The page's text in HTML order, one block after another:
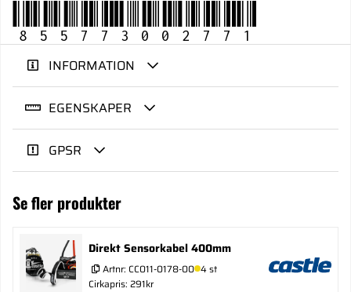
855773002771
INFORMATION
EGENSKAPER
GPSR
Se fler produkter
Direkt Sensorkabel 400mm
Artnr: CC011-0178-00 4 st
Cirkapris: 291kr